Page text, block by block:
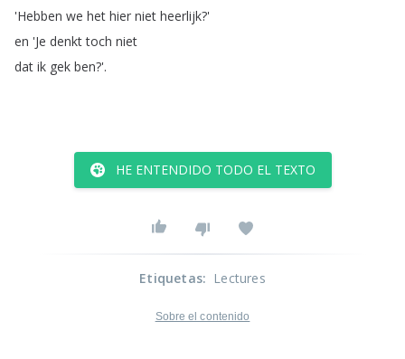
'Hebben we het hier niet heerlijk?'
en 'Je denkt toch niet
dat ik gek ben?'.
HE ENTENDIDO TODO EL TEXTO
Etiquetas: Lectures
Sobre el contenido